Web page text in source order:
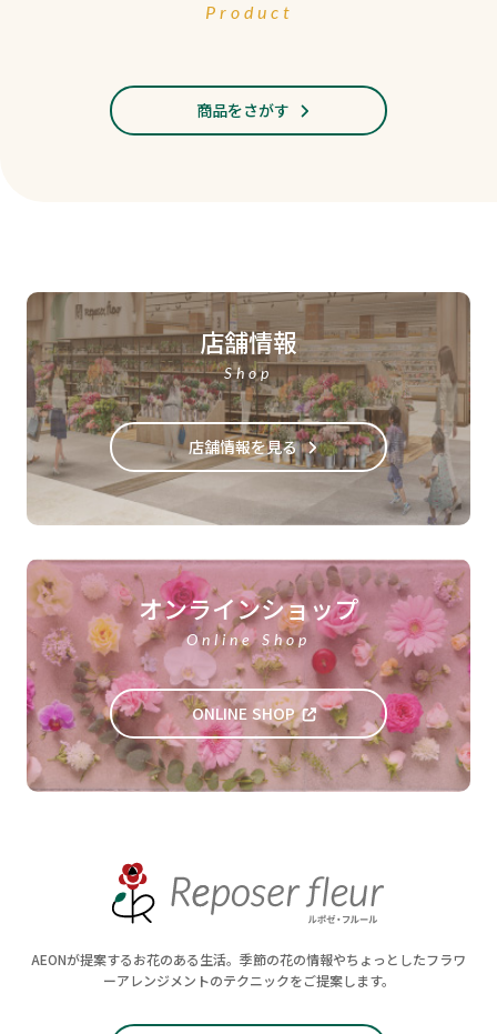
Product
商品をさがす
店舗情報
Shop
店舗情報を見る
オンラインショップ
Online Shop
ONLINE SHOP
AEONが提案するお花のある生活。季節の花の情報やちょっとしたフラワ
ーアレンジメントのテクニックをご提案します。